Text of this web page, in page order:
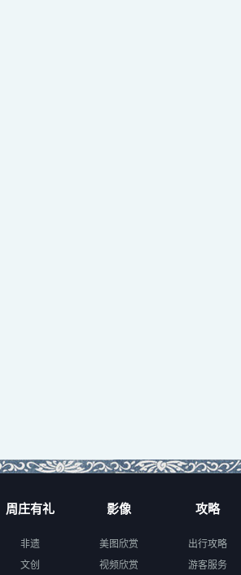
周庄有礼
非遗
文创
影像
美图欣赏
视频欣赏
攻略
出行攻略
游客服务